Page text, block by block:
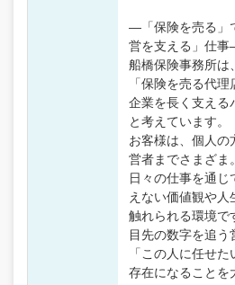
―「保険を売る」
営を支える」仕
船橋保険事務所は、
「保険を売る代
企業を長く支える
と考えています。
お客様は、個人の
営者までさまざま。
日々の仕事を通
えない価値観や人
触れられる環境で
目先の数字を追う
「この人に任せ
存在になることを